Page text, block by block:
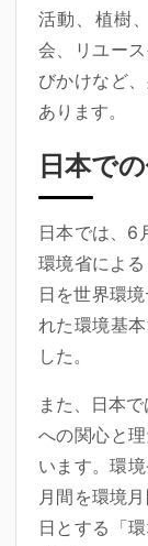
活動、植樹
会、リユー
びかけなど
あります。
日本で
日本では、6
環境省によ
日を世界環
れた環境基
した。
また、日本
への関心と
います。環
月間を環境
日とする「